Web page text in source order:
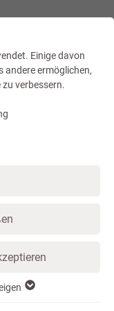
riesigen
4
Einige davon
andere ermöglichen,
verbessern.